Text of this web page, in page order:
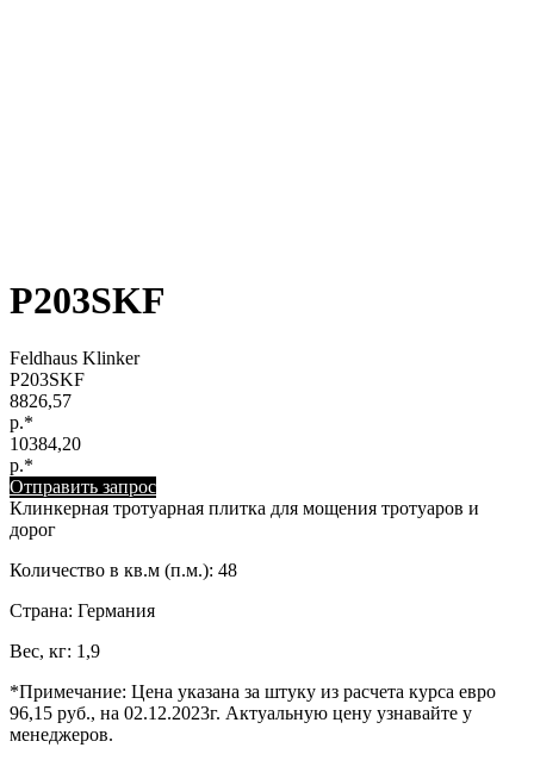
P203SKF
Feldhaus Klinker
P203SKF
8826,57
р.*
10384,20
р.*
Отправить запрос
Клинкерная тротуарная плитка для мощения тротуаров и
дорог
Количество в кв.м (п.м.): 48
Страна: Германия
Вес, кг: 1,9
*Примечание: Цена указана за штуку из расчета курса евро
96,15 руб., на 02.12.2023г. Актуальную цену узнавайте у
менеджеров.